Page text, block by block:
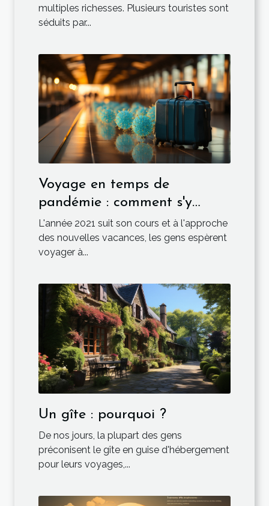
multiples richesses. Plusieurs touristes sont
séduits par...
Voyage en temps de
pandémie : comment s'y
prendre ?
L'année 2021 suit son cours et à l'approche
des nouvelles vacances, les gens espèrent
voyager à...
Un gîte : pourquoi ?
De nos jours, la plupart des gens
préconisent le gîte en guise d'hébergement
pour leurs voyages,...